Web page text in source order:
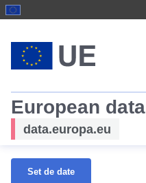
European data
data.europa.eu
Set de date